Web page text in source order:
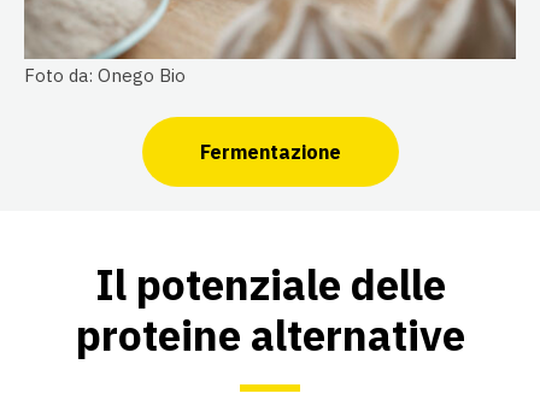
Foto da: Onego Bio
Fermentazione
Il potenziale delle
proteine alternative